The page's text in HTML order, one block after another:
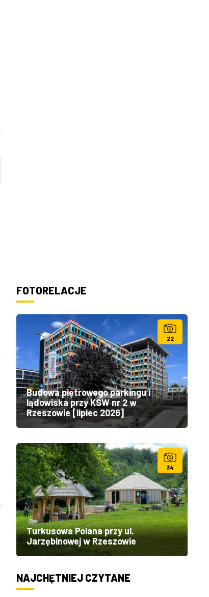
FOTORELACJE
22
Budowa piętrowego parkingu i
lądowiska przy KSW nr 2 w
Rzeszowie [lipiec 2026]
34
Turkusowa Polana przy ul.
Jarzębinowej w Rzeszowie
NAJCHĘTNIEJ CZYTANE